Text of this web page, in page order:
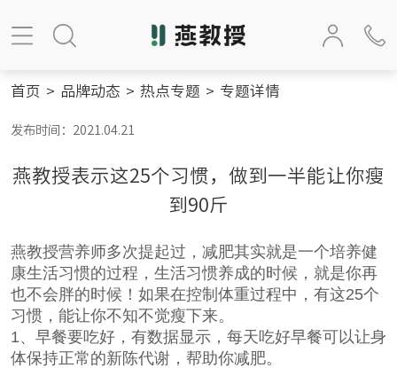
首页 > 品牌动态 > 热点专题 > 专题详情
发布时间：2021.04.21
燕教授表示这25个习惯，做到一半能让你瘦
到90斤
燕教授营养师多次提起过，减肥其实就是一个培养健
康生活习惯的过程，生活习惯养成的时候，就是你再
也不会胖的时候！如果在控制体重过程中，有这25个
习惯，能让你不知不觉瘦下来。
1、早餐要吃好，有数据显示，每天吃好早餐可以让身
体保持正常的新陈代谢，帮助你减肥。